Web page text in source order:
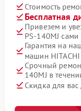
Стоимость
Бесплатная
Привезем и
PS-140MJ сами
Гарантия на
машин
Срочный
140MJ в
Скидка для вас